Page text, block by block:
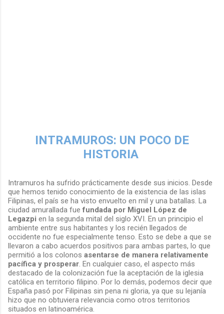
INTRAMUROS: UN POCO DE
HISTORIA
Intramuros ha sufrido prácticamente desde sus inicios. Desde
que hemos tenido conocimiento de la existencia de las islas
Filipinas, el país se ha visto envuelto en mil y una batallas. La
ciudad amurallada fuefundada por Miguel López de
Legazpi en la segunda mital del siglo XVI. En un principio el
ambiente entre sus habitantes y los recién llegados de
occidente no fue especialmente tenso. Esto se debe a que se
llevaron a cabo acuerdos positivos para ambas partes, lo que
permitió a los colonos asentarse de manera relativamente
pacífica y prosperar . En cualquier caso, el aspecto más
destacado de la colonización fue la aceptación de la iglesia
católica en territorio filipino. Por lo demás, podemos decir que
España pasó por Filipinas sin pena ni gloria, ya que su lejanía
hizo que no obtuviera relevancia como otros territorios
situados en latinoamérica.